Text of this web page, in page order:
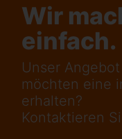
Wir
einfach.
Unser
möchten eine
erhalten?
Kontaktieren